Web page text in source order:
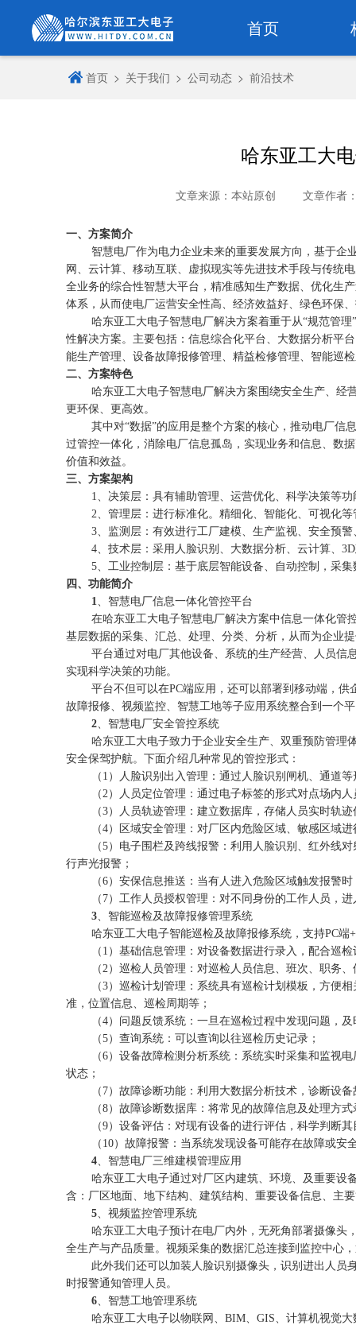
首页
首页 > 关于我们 > 公司动态 > 前沿技术
哈东亚工大
文章来源：本站原创 文章作者
一、方案简介
智慧电厂作为电力企业未来的重要发展方向，基于企
网、云计算、移动互联、虚拟现实等先进技术手段与传统
全业务的综合性智慧大平台，精准感知生产数据、优化生
体系，从而使电厂运营安全性高、经济效益好、绿色环保
哈东亚工大电子智慧电厂解决方案着重于从“规范管
性解决方案。主要包括：信息综合化平台、大数据分析平
能生产管理、设备故障报修管理、精益检修管理、智能巡
二、方案特色
哈东亚工大电子智慧电厂解决方案围绕安全生产、经
更环保、更高效。
其中对“数据”的应用是整个方案的核心，推动电厂信
过管控一体化，消除电厂信息孤岛，实现业务和信息、数
价值和效益。
三、方案架构
1、决策层：具有辅助管理、运营优化、科学决策等
2、管理层：进行标准化。精细化、智能化、可视化
3、监测层：有效进行工厂建模、生产监视、安全预
4、技术层：采用人脸识别、大数据分析、云计算、 3D
5、工业控制层：基于底层智能设备、自动控制，采集
四、功能简介
1、智慧电厂信息一体化管控平台
在哈东亚工大电子智慧电厂解决方案中信息一体化管
基层数据的采集、汇总、处理、分类、分析，从而为企业
平台通过对电厂其他设备、系统的生产经营、人员信
实现科学决策的功能。
平台不但可以在PC端应用，还可以部署到移动端，供
故障报修、视频监控、智慧工地等子应用系统整合到一个
2、智慧电厂安全管控系统
哈东亚工大电子致力于企业安全生产、双重预防管理
安全保驾护航。下面介绍几种常见的管控形式：
（ 1 ）人脸识别出入管理：通过人脸识别闸机、通道
（2）人员定位管理：通过电子标签的形式对点场内
（3）人员轨迹管理：建立数据库，存储人员实时轨
（4）区域安全管理：对厂区内危险区域、敏感区域
（5）电子围栏及跨线报警：利用人脸识别、红外线
行声光报警；
（6）安保信息推送：当有人进入危险区域触发报警
（ 7）工作人员授权管理：对不同身份的工作人员，
3、智能巡检及故障报修管理系统
哈东亚工大电子智能巡检及故障报修系统，支持PC端+
（ 1 ）基础信息管理：对设备数据进行录入，配合巡
（2）巡检人员管理：对巡检人员信息、班次、职务
（3）巡检计划管理：系统具有巡检计划模板，方便
准，位置信息、巡检周期等；
（4）问题反馈系统：一旦在巡检过程中发现问题，
（5）查询系统：可以查询以往巡检历史记录；
（6）设备故障检测分析系统：系统实时采集和监视
状态；
（ 7）故障诊断功能：利用大数据分析技术，诊断设备
（8）故障诊断数据库：将常见的故障信息及处理方
（9）设备评估：对现有设备的进行评估，科学判断
（ 10）故障报警：当系统发现设备可能存在故障或安
4、智慧电厂三维建模管理应用
哈东亚工大电子通过对厂区内建筑、环境、及重要设
含：厂区地面、地下结构、建筑结构、重要设备信息、主
5、视频监控管理系统
哈东亚工大电子预计在电厂内外，无死角部署摄像头
全生产与产品质量。视频采集的数据汇总连接到监控中心
此外我们还可以加装人脸识别摄像头，识别进出人员
时报警通知管理人员。
6、智慧工地管理系统
哈东亚工大电子以物联网、 BIM、 GIS、计算机视觉